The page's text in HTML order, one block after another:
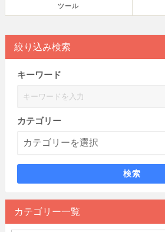
ツール
絞り込み検索
キーワード
カテゴリー
検索
カテゴリー一覧